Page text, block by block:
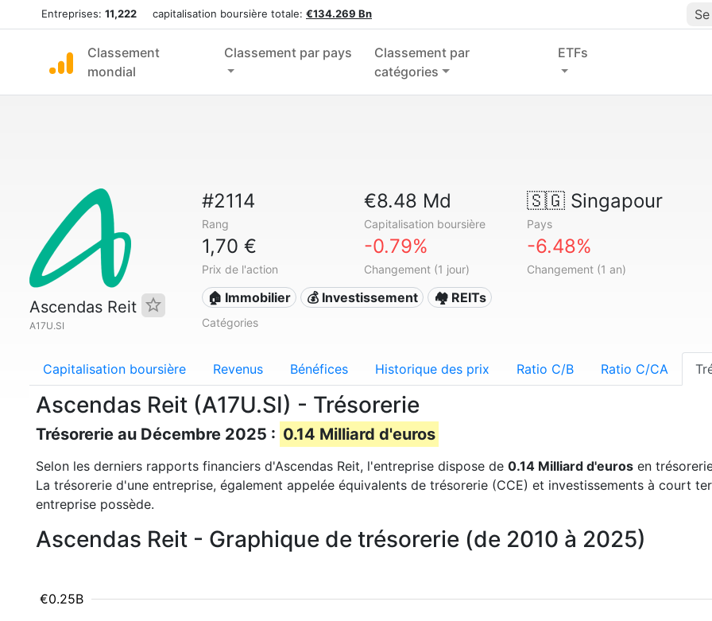
Entreprises: 11,222 capitalisation boursière totale: €134.269 Bn
Classement
mondial
Classement par pays
Classement par
catégories
ETFs
Ascendas Reit
A17U.SI
#2114
Rang
€8.48 Md
Capitalisation boursière
🇸🇬Singapour
Pays
1,70 €
Prix de l'action
-0.79%
Changement (1 jour)
-6.48%
Changement (1 an)
🏠 Immobilier 💰 Investissement 🏘️ REITs
Catégories
Capitalisation boursière Revenus Bénéfices Historique des prix Ratio C/B Ratio C/CA
Ascendas Reit (A17U.SI) - Trésorerie
Trésorerie au Décembre 2025 : 0.14 Milliard d'euros
Selon les derniers rapports financiers d'Ascendas Reit, l'entreprise dispose de 0.14 Milliard d'euros en
La trésorerie d'une entreprise, également appelée équivalents de trésorerie (CCE) et investissements à court
entreprise possède.
Ascendas Reit - Graphique de trésorerie (de 2010 à 2025)
€0.25B